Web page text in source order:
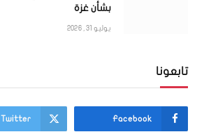
بشأن غزة
يوليو 31, 2026
تابعونا
Facebook
Twitter